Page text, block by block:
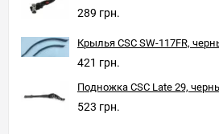
289 грн.
Крылья CSC SW-117FR,
421 грн.
Подножка CSC Late 29,
523 грн.